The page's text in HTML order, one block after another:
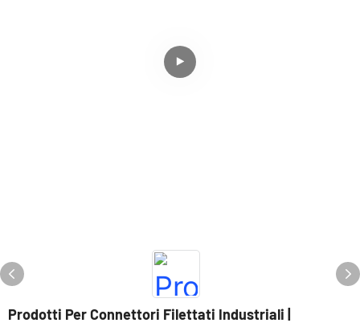
Prodotti Per Connettori Filettati Industriali |